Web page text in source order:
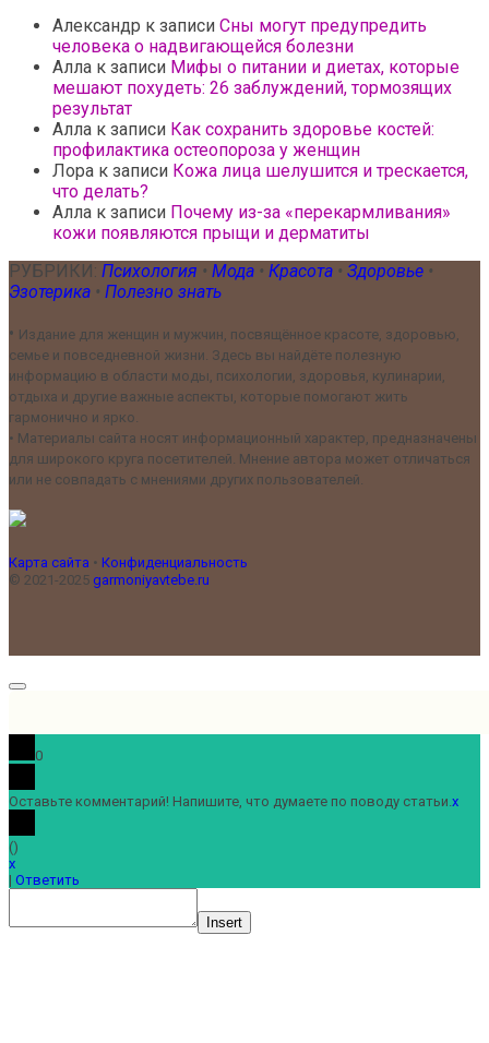
Александр к записи Сны могут предупредить
человека о надвигающейся болезни
Алла к записи Мифы о питании и диетах, которые
мешают похудеть: 26 заблуждений, тормозящих
результат
Алла к записи Как сохранить здоровье костей:
профилактика остеопороза у женщин
Лора к записи Кожа лица шелушится и трескается,
что делать?
Алла к записи Почему из-за «перекармливания»
кожи появляются прыщи и дерматиты
РУБРИКИ: Психология • Мода • Красота • Здоровье •
Эзотерика • Полезно знать
• Издание для женщин и мужчин, посвящённое красоте, здоровью,
семье и повседневной жизни. Здесь вы найдёте полезную
информацию в области моды, психологии, здоровья, кулинарии,
отдыха и другие важные аспекты, которые помогают жить
гармонично и ярко.
• Материалы сайта носят информационный характер, предназначены
для широкого круга посетителей. Мнение автора может отличаться
или не совпадать с мнениями других пользователей.
Карта сайта • Конфиденциальность
© 2021-2025 garmoniyavtebe.ru
0
Оставьте комментарий! Напишите, что думаете по поводу статьи.x
()
x
| Ответить
Insert